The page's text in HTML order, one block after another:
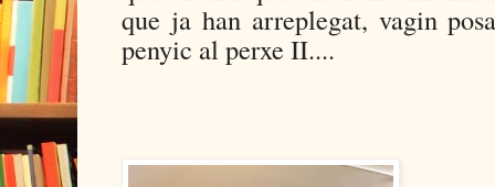
que ja han arreplegat, vagin
penyic al perxe II....